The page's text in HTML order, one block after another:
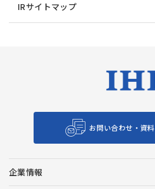
IRサイトマップ
お問い合わせ・資
企業情報